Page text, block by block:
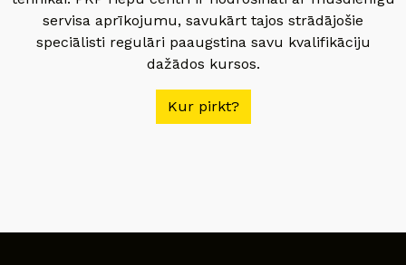
servisa aprīkojumu, savukārt tajos strādājošie
speciālisti regulāri paaugstina savu kvalifikāciju
dažādos kursos.
Kur pirkt?